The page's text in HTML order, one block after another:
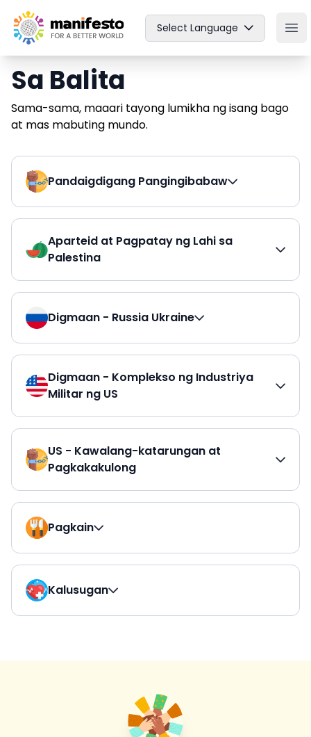
Your Company
Select Language
Sa Balita
Sama-sama, maaari tayong lumikha ng isang bago
at mas mabuting mundo.
Pandaigdigang Pangingibabaw
Aparteid at Pagpatay ng Lahi sa
Palestina
Digmaan - Russia Ukraine
Digmaan - Komplekso ng Industriya
Militar ng US
US - Kawalang-katarungan at
Pagkakakulong
Pagkain
Kalusugan